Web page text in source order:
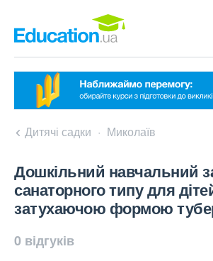
Дитячі садки Миколаїв
Дошкільний навчальний
санаторного типу для
затухаючою формою
0 відгуків